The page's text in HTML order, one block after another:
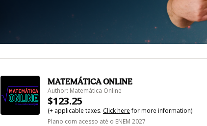
MATEMÁTICA ONLINE
Author: Matemática Online
$123.25
(+ applicable taxes. Click herefor more information)
Plano com acesso até o ENEM 2027